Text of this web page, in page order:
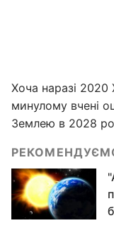
Хоча наразі 2020
минулому вчені
Землею в 2028